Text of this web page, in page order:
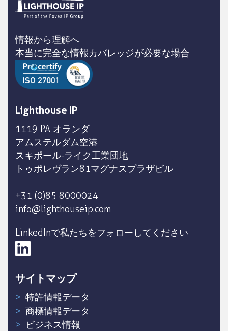
情報から理解へ
本当に完全な情報カバレッジが必要な場合
Lighthouse IP
1119 PA オランダ
アムステルダム空港
スキポール-ライク工業団地
トゥポレヴラン81マグナスプラザビル
+31 (0)85 8000024
info@lighthouseip.com
LinkedInで私たちをフォローしてください
サイトマップ
特許情報データ
商標情報データ
ビジネス情報